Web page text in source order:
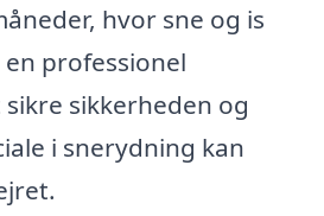
hvor sne og is
professionel
sikkerheden og
i snerydning kan